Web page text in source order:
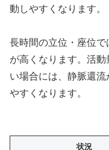
動しやすくなります。
長時間の立位・座位
が高くなります。活
い場合には、静脈還
やすくなります。
状況